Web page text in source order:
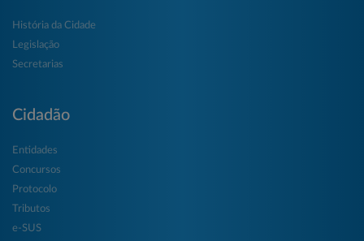
História da Cidade
Legislação
Secretarias
Cidadão
Entidades
Concursos
Protocolo
Tributos
e-SUS